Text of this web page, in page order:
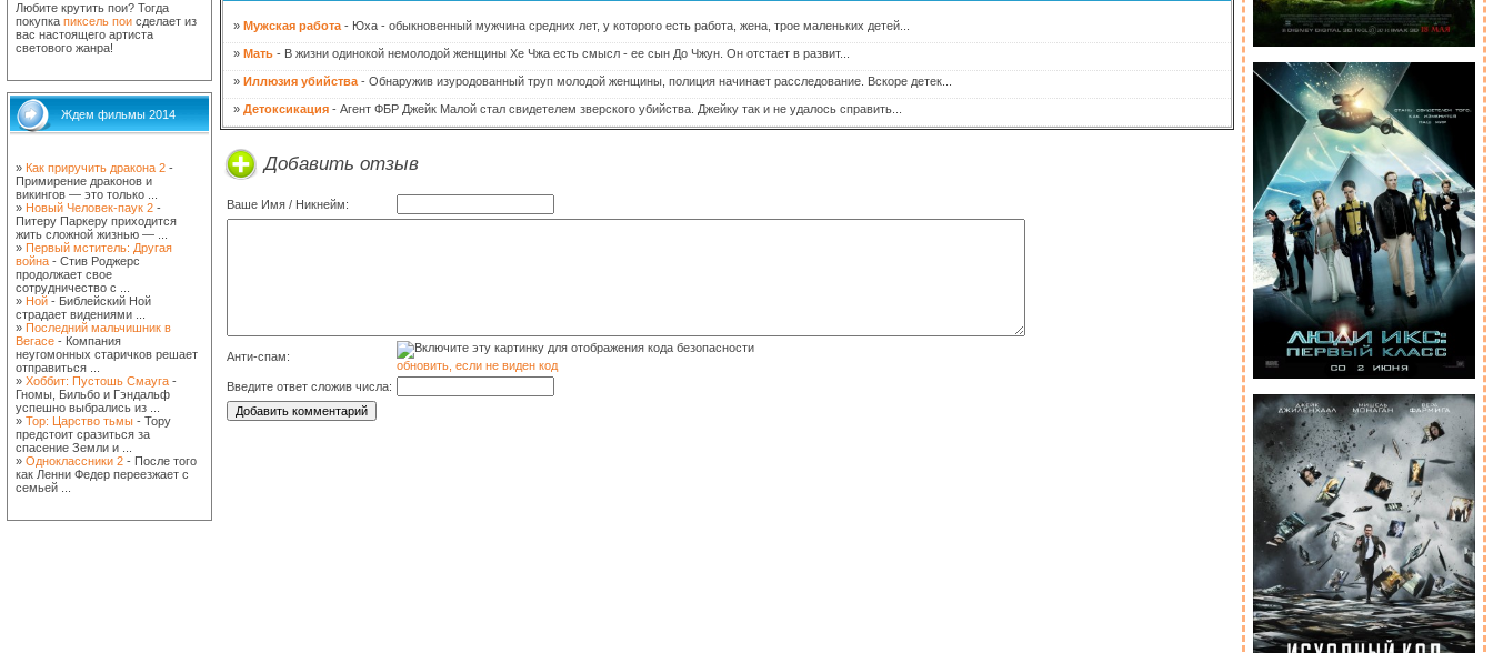
Любите крутить пои? Тогда
покупка пиксель пои сделает из
вас настоящего артиста
светового жанра!
Ждем фильмы 2014
» Как приручить дракона 2 -
Примирение драконов и
викингов — это только ...
» Новый Человек-паук 2 -
Питеру Паркеру приходится
жить сложной жизнью — ...
» Первый мститель: Другая
война - Стив Роджерс
продолжает свое
сотрудничество с ...
» Ной - Библейский Ной
страдает видениями ...
» Последний мальчишник в
Вегасе - Компания
неугомонных старичков решает
отправиться ...
» Хоббит: Пустошь Смауга -
Гномы, Бильбо и Гэндальф
успешно выбрались из ...
» Тор: Царство тьмы - Тору
предстоит сразиться за
спасение Земли и ...
» Одноклассники 2 - После того
как Ленни Федер переезжает с
семьей ...
» Мужская работа - Юха - обыкновенный мужчина средних лет, у которого есть работа, жена, трое маленьких детей...
» Мать - В жизни одинокой немолодой женщины Хе Чжа есть смысл - ее сын До Чжун. Он отстает в развит...
» Иллюзия убийства - Обнаружив изуродованный труп молодой женщины, полиция начинает расследование. Вскоре детек...
» Детоксикация - Агент ФБР Джейк Малой стал свидетелем зверского убийства. Джейку так и не удалось справить...
Добавить отзыв
Ваше Имя / Никнейм:
Анти-спам:
обновить, если не виден код
Введите ответ сложив числа: